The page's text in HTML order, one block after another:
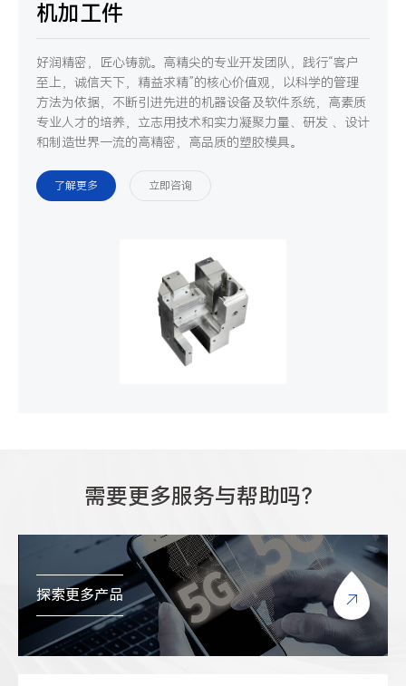
机加工件
好润精密，匠心铸就。高精尖的专业开发团队，践行“客户
至上，诚信天下，精益求精”的核心价值观，以科学的管理
方法为依据，不断引进先进的机器设备及软件系统，高素质
专业人才的培养，立志用技术和实力凝聚力量、研发 、设计
和制造世界一流的高精密，高品质的塑胶模具。
了解更多 立即咨询
需要更多服务与帮助吗？
探索更多产品